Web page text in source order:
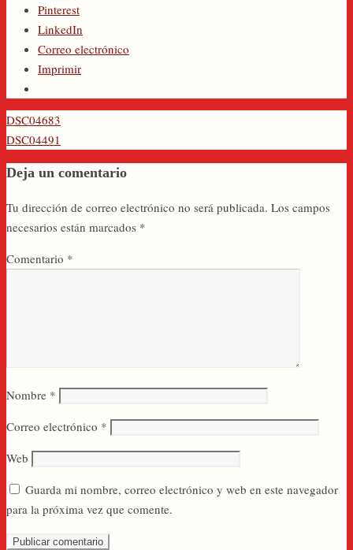
Pinterest
LinkedIn
Correo electrónico
Imprimir
DSC04683
DSC04491
Deja un comentario
Tu dirección de correo electrónico no será publicada. Los campos
necesarios están marcados *
Comentario *
Nombre *
Correo electrónico *
Web
Guarda mi nombre, correo electrónico y web en este navegador
para la próxima vez que comente.